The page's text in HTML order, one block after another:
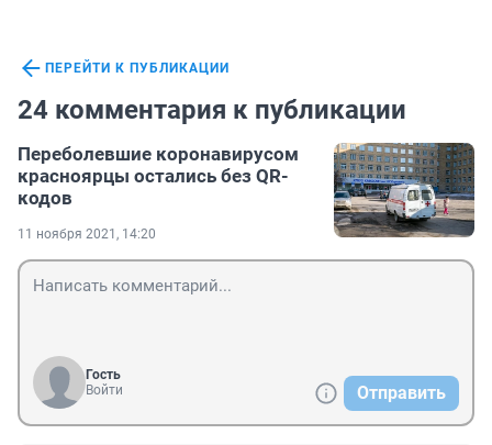
ПЕРЕЙТИ К ПУБЛИКАЦИИ
24 комментария к публикации
Переболевшие коронавирусом
красноярцы остались без QR-
кодов
11 ноября 2021, 14:20
Гость
Войти
Отправить